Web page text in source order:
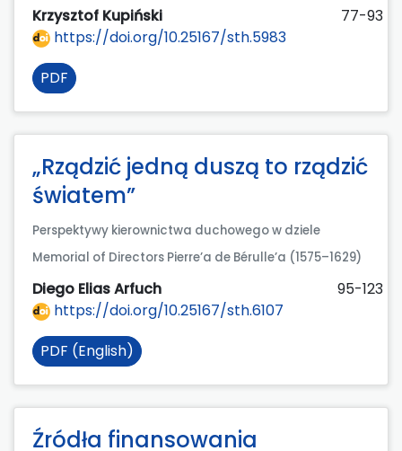
Krzysztof Kupiński
77-93
https://doi.org/10.25167/sth.5983
PDF
„Rządzić jedną duszą to rządzić
światem”
Perspektywy kierownictwa duchowego w dziele
Memorial of Directors Pierre’a de Bérulle’a (1575–1629)
Diego Elias Arfuch
95-123
https://doi.org/10.25167/sth.6107
PDF (English)
Źródła finansowania